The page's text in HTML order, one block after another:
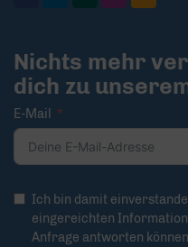
Nichts mehr
dich zu
E-Mail
Ich bin damit
eingereichten
Anfrage antworten können